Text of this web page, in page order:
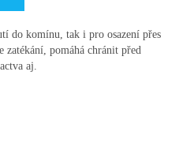
do komínu, tak i pro osazení přes
zatékání, pomáhá chránit před
aj.